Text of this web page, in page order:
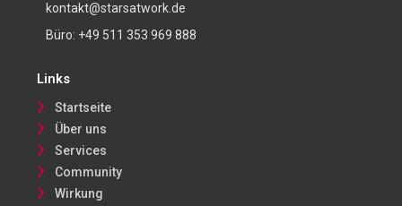
kontakt@starsatwork.de
Büro: +49 511 353 969 888
Links
Startseite
Über uns
Services
Community
Wirkung